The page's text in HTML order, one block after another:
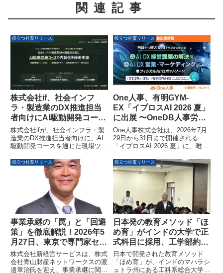
関連記事
役立つ社畜リリース
株式会社if、社会インフ
ラ・製造業のDX推進担当
者向けにAI駆動開発コース
による現場ツール内製化支
援を強化
株式会社ifが、社会インフラ・製
造業のDX推進担当者向けに、AI
駆動開発コースを通じた現場ツー
エンジニア採用の困難さや外注前
の試作手段不足といった課題に対
し、AI駆動開発研修と実践的なア
プリ開発を組み合わせ、現場が自
らの手でツールを内製できる状態
への移行を後押しします。
役立つ社畜リリース
One人事、有明GYM-
EX「イプロスAI 2026 夏」
に出展 〜OneDB人事労務
システムでデータ基盤DX
を推進〜
One人事株式会社は、2026年7月
29日から31日まで開催される
「イプロスAI 2026 夏」に、唯一
「One人事」を出展します。本展
示会では、単一データベースによ
る人事労務データの統合と活用を
通じて、企業のデータ基盤に根ざ
したDX推進を支援するソリュー
ションを紹介します。
役立つ社畜リリース
事業承継の「罠」と「回避
策」を徹底解説！2026年5
月27日、東京で専門家セミ
ナー開催
株式会社新経営サービスは、株式
会社青山財産ネットワークスの渡
邉章治氏を迎え、事業承継に関す
役立つ社畜リリース
日本発の教育メソッド「ほ
め育」がインドの大学で正
式科目に採用、工学部約
600名が履修
日本で開発された教育メソッド
「ほめ育」が、インドのマハラシ
ュトラ州にある工科系総合大学ア